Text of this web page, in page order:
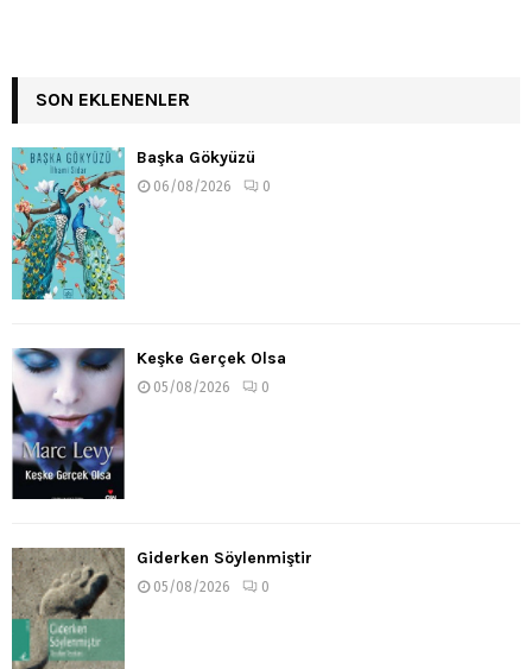
SON EKLENENLER
Başka Gökyüzü
06/08/2026 0
Keşke Gerçek Olsa
05/08/2026 0
Giderken Söylenmiştir
05/08/2026 0